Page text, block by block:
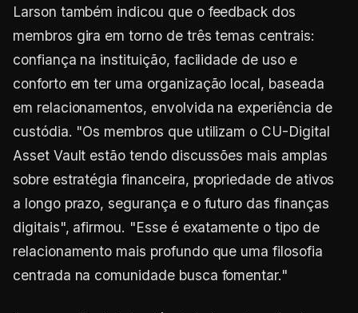
Larson também indicou que o feedback dos
membros gira em torno de três temas centrais:
confiança na instituição, facilidade de uso e
conforto em ter uma organização local, baseada
em relacionamentos, envolvida na experiência de
custódia. "Os membros que utilizam o CU-Digital
Asset Vault estão tendo discussões mais amplas
sobre estratégia financeira, propriedade de ativos
a longo prazo, segurança e o futuro das finanças
digitais", afirmou. "Esse é exatamente o tipo de
relacionamento mais profundo que uma filosofia
centrada na comunidade busca fomentar."